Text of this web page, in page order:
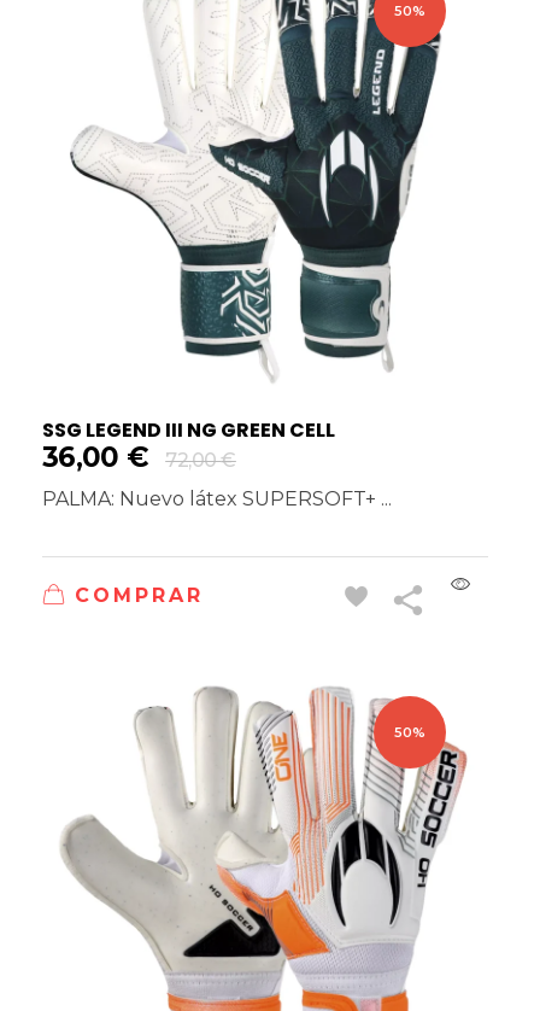
50%
SSG LEGEND III NG GREEN CELL
36,00 € 72,00€
PALMA: Nuevo látex SUPERSOFT+ ...
COMPRAR
50%